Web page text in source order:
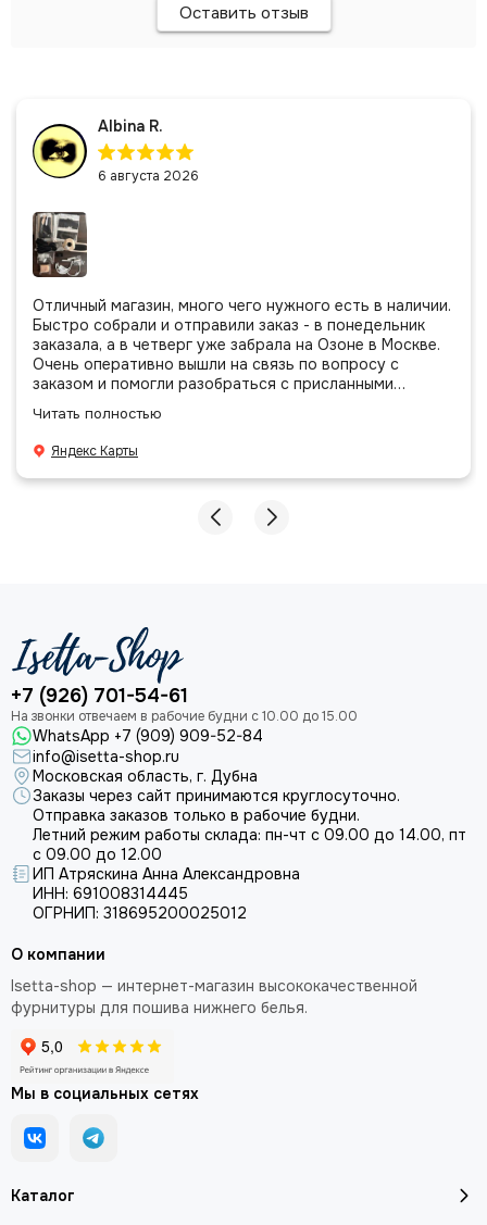
Оставить отзыв
Albina R.
6 августа 2026
Отличный магазин, много чего нужного есть в наличии.
Быстро собрали и отправили заказ - в понедельник
заказала, а в четверг уже забрала на Озоне в Москве.
Очень оперативно вышли на связь по вопросу с
заказом и помогли разобраться с присланными
даже есть подарочек, очень приятно. Спасибо
большое команде!
Читать полностью
Яндекс Карты
+7 (926) 701-54-61
WhatsApp +7 (909) 909-52-84
info@isetta-shop.ru
Московская область, г. Дубна
Заказы через сайт принимаются круглосуточно.
Отправка заказов только в рабочие будни.
Летний режим работы склада: пн-чт с 09.00 до 14.00, пт
с 09.00 до 12.00
ИП Атряскина Анна Александровна
ИНН: 691008314445
ОГРНИП: 318695200025012
Каталог
О компании
Isetta-shop — интернет-магазин высококачественной
фурнитуры для пошива нижнего белья.
Мы в социальных сетях